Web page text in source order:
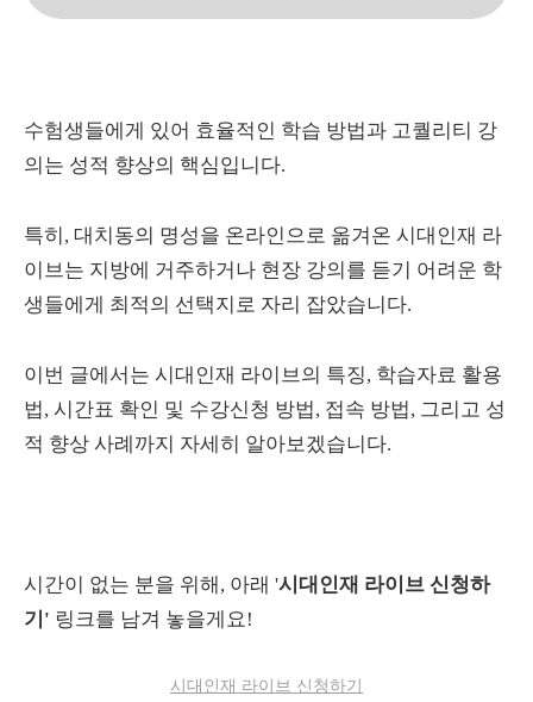
수험생들에게 있어 효율적인 학습 방법과 고퀄리티 강
의는 성적 향상의 핵심입니다.
특히, 대치동의 명성을 온라인으로 옮겨온 시대인재 라
이브는 지방에 거주하거나 현장 강의를 듣기 어려운 학
생들에게 최적의 선택지로 자리 잡았습니다.
이번 글에서는 시대인재 라이브의 특징, 학습자료 활용
법, 시간표 확인 및 수강신청 방법, 접속 방법, 그리고 성
적 향상 사례까지 자세히 알아보겠습니다.
시간이 없는 분을 위해, 아래 '시대인재 라이브 신청하
기' 링크를 남겨 놓을게요!
시대인재 라이브 신청하기